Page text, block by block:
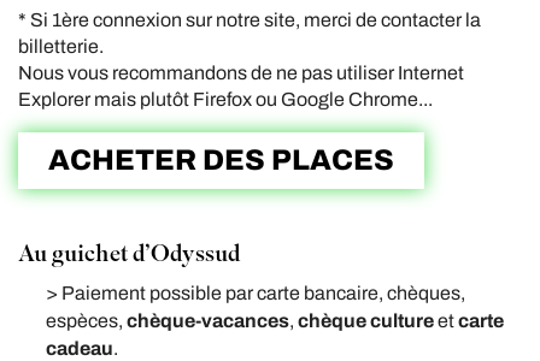
* Si 1ère connexion sur notre site, merci de contacter la
billetterie.
Nous vous recommandons de ne pas utiliser Internet
Explorer mais plutôt Firefox ou Google Chrome...
ACHETER DES PLACES
Au guichet d’Odyssud
> Paiement possible par carte bancaire, chèques,
espèces,chèque-vacances,chèque cultureetcarte
cadeau.